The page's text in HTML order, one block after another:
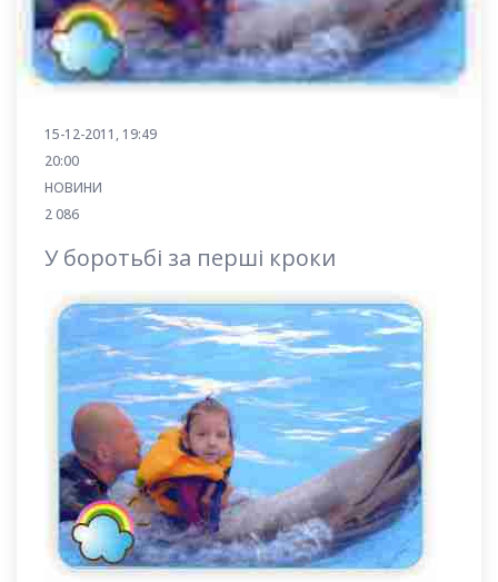
15-12-2011, 19:49
20:00
НОВИНИ
2 086
У боротьбі за перші кроки